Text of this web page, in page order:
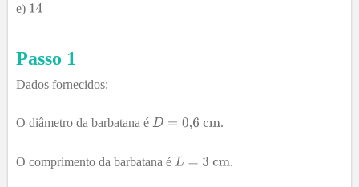
e)
Passo 1
Dados fornecidos:
O diâmetro da barbatana é .
O comprimento da barbatana é .